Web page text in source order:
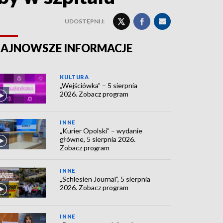
UDOSTĘPNIJ:
INFORMACJE
KULTURA
„Wejściówka” – 5 sierpnia
2026. Zobacz program
INNE
„Kurier Opolski” – wydanie
główne, 5 sierpnia 2026.
Zobacz program
INNE
„Schlesien Journal”, 5 sierpnia
2026. Zobacz program
INNE